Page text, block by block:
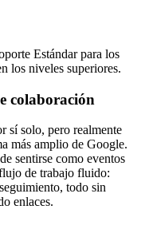
Estándar para los
los niveles superiores.
colaboración
sí solo, pero realmente
más amplio de Google.
sentirse como eventos
de trabajo fluido:
todo sin
enlaces.